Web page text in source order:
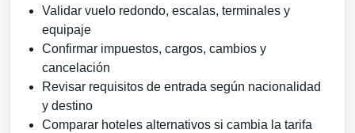
Validar vuelo redondo, escalas, terminales y
equipaje
Confirmar impuestos, cargos, cambios y
cancelación
Revisar requisitos de entrada según nacionalidad
y destino
Comparar hoteles alternativos si cambia la tarifa